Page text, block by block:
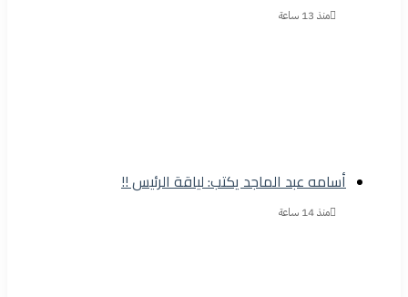
منذ 13 ساعة
أسامه عبد الماجد يكتب: لياقة الرئيس !!
منذ 14 ساعة